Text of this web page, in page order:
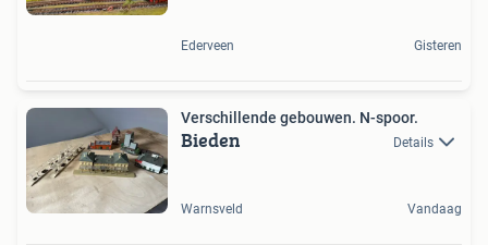
Ederveen Gisteren
Verschillende gebouwen. N-spoor.
Bieden Details
Warnsveld Vandaag